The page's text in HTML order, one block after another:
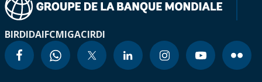
BIRDIDAIFCMIGACIRDI